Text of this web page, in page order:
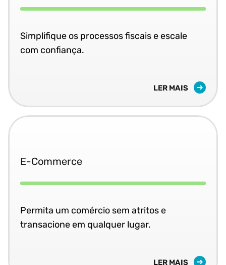
Simplifique os processos fiscais e escale
com confiança.
LER MAIS
E-Commerce
Permita um comércio sem atritos e
transacione em qualquer lugar.
LER MAIS